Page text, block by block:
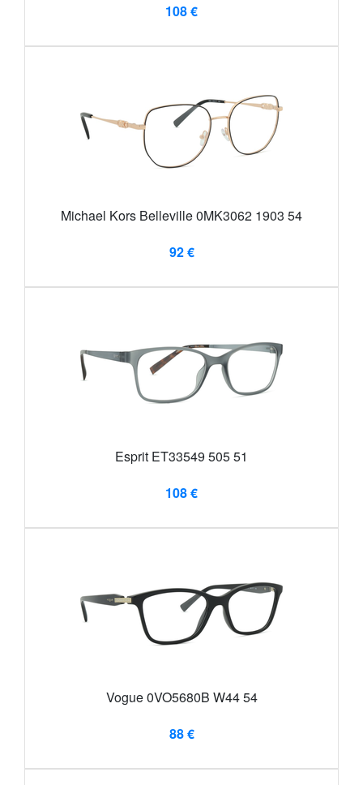
108 €
Michael Kors Belleville 0MK3062 1903 54
92 €
Esprit ET33549 505 51
108 €
Vogue 0VO5680B W44 54
88 €